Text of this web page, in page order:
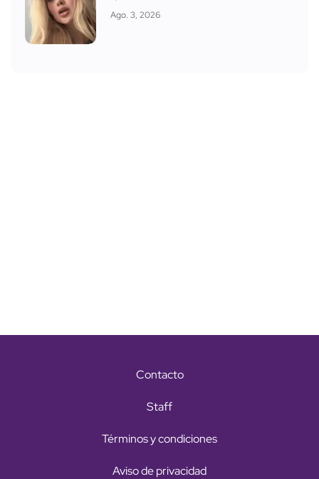
Ago. 3, 2026
Contacto
Staff
Términos y condiciones
Aviso de privacidad